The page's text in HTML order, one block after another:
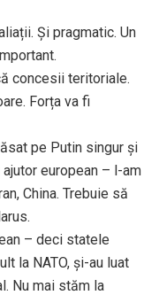
Și pragmatic. Un
concesii teritoriale.
Forța va fi
pe Putin singur și
european – l-am
China. Trebuie să
– deci statele
la NATO, și-au luat
Nu mai stăm la